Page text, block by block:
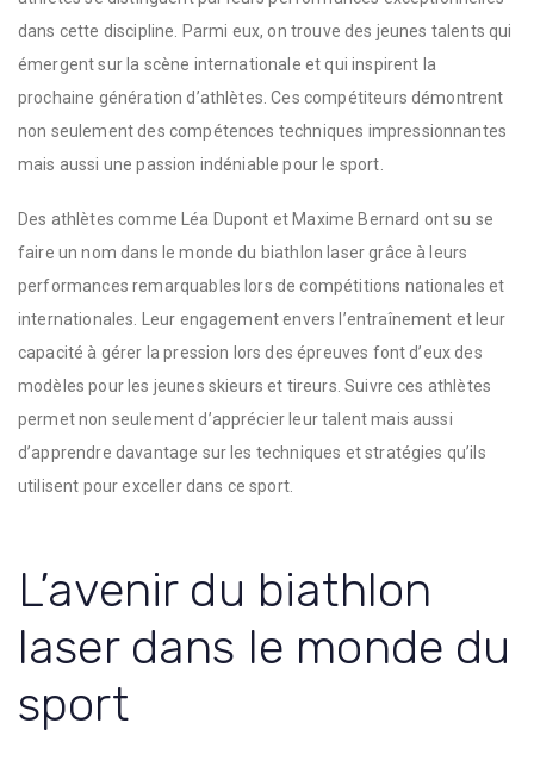
dans cette discipline. Parmi eux, on trouve des jeunes talents qui
émergent sur la scène internationale et qui inspirent la
prochaine génération d’athlètes. Ces compétiteurs démontrent
non seulement des compétences techniques impressionnantes
mais aussi une passion indéniable pour le sport.
Des athlètes comme Léa Dupont et Maxime Bernard ont su se
faire un nom dans le monde du biathlon laser grâce à leurs
performances remarquables lors de compétitions nationales et
internationales. Leur engagement envers l’entraînement et leur
capacité à gérer la pression lors des épreuves font d’eux des
modèles pour les jeunes skieurs et tireurs. Suivre ces athlètes
permet non seulement d’apprécier leur talent mais aussi
d’apprendre davantage sur les techniques et stratégies qu’ils
utilisent pour exceller dans ce sport.
L’avenir du biathlon
laser dans le monde du
sport